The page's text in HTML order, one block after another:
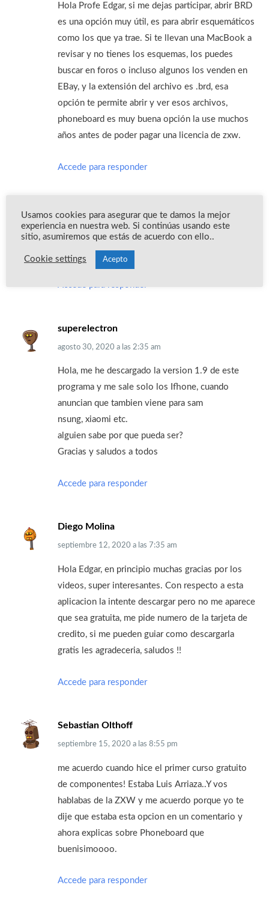
Hola Profe Edgar, si me dejas participar, abrir BRD
es una opción muy útil, es para abrir esquemáticos
como los que ya trae. Si te llevan una MacBook a
revisar y no tienes los esquemas, los puedes
buscar en foros o incluso algunos los venden en
EBay, y la extensión del archivo es .brd, esa
opción te permite abrir y ver esos archivos,
phoneboard es muy buena opción la use muchos
años antes de poder pagar una licencia de zxw.
Accede para responder
ftarifa
agosto 24, 2020a las 8:16 pm
donde descargo apple map
superelectron
agosto 30, 2020 a las 2:35 am
Hola, me he descargado la version 1.9 de este
programa y me sale solo los Ifhone, cuando
anuncian que tambien viene para sam
nsung, xiaomi etc.
alguien sabe por que pueda ser?
Gracias y saludos a todos
Accede para responder
Diego Molina
septiembre 12, 2020 a las 7:35 am
Hola Edgar, en principio muchas gracias por los
videos, super interesantes. Con respecto a esta
aplicacion la intente descargar pero no me aparece
que sea gratuita, me pide numero de la tarjeta de
credito, si me pueden guiar como descargarla
gratis les agradeceria, saludos !!
Accede para responder
Sebastian Olthoff
septiembre 15, 2020 a las 8:55 pm
me acuerdo cuando hice el primer curso gratuito
de componentes! Estaba Luis Arriaza..Y vos
hablabas de la ZXW y me acuerdo porque yo te
dije que estaba esta opcion en un comentario y
ahora explicas sobre Phoneboard que
buenisimoooo.
Accede para responder
Usamos cookies para asegurar que te damos la mejor
experiencia en nuestra web. Si continúas usando este
sitio, asumiremos que estás de acuerdo con ello..
Cookie settings Acepto